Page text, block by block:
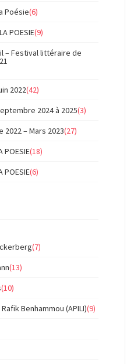
Poésie(6)
POESIE(9)
– Festival littéraire de
2022(42)
2024 à 2025(3)
2022 – Mars 2023(27)
POESIE(18)
POESIE(6)
(7)
(13)
(10)
Benhammou (APILI)(9)